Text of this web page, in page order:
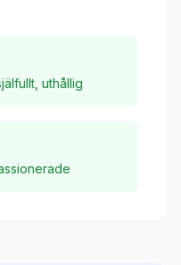
uthållig